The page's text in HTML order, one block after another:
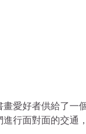
愛好者供給了一
行面對面的交通